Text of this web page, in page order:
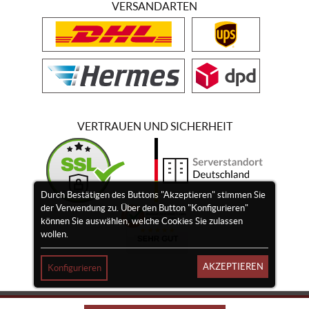
Durch Bestätigen des Buttons "Akzeptieren" stimmen Sie
der Verwendung zu. Über den Button "Konfigurieren"
können Sie auswählen, welche Cookies Sie zulassen
wollen.
Konfigurieren AKZEPTIEREN
VERSANDARTEN
VERTRAUEN UND SICHERHEIT